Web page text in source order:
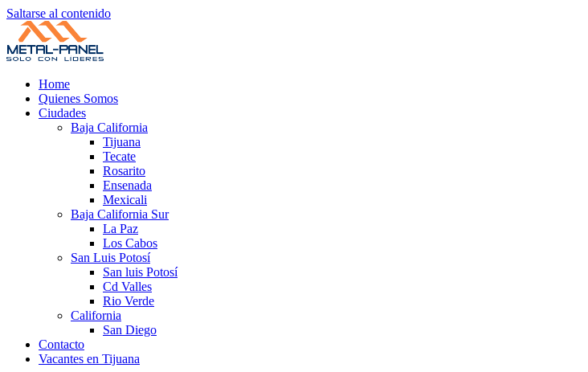
Saltarse al contenido
Home
Quienes Somos
Ciudades
Baja California
Tijuana
Tecate
Rosarito
Ensenada
Mexicali
Baja California Sur
La Paz
Los Cabos
San Luis Potosí
San luis Potosí
Cd Valles
Rio Verde
California
San Diego
Contacto
Vacantes en Tijuana